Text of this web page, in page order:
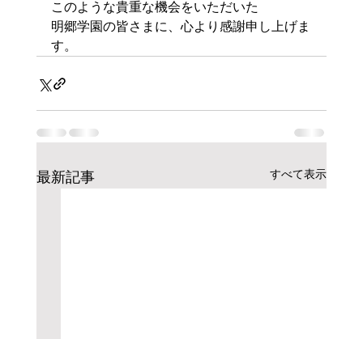
このような貴重な機会をいただいた
明郷学園の皆さまに、心より感謝申し上げま
す。
最新記事 すべて表示